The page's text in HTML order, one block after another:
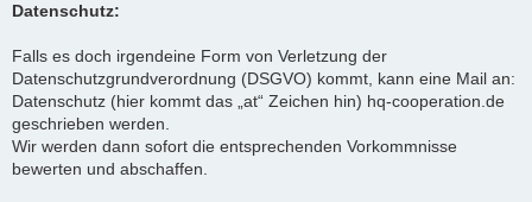
Datenschutz:
Falls es doch irgendeine Form von Verletzung der
Datenschutzgrundverordnung (DSGVO) kommt, kann eine Mail an:
Datenschutz (hier kommt das „at“ Zeichen hin) hq-cooperation.de
geschrieben werden.
Wir werden dann sofort die entsprechenden Vorkommnisse
bewerten und abschaffen.